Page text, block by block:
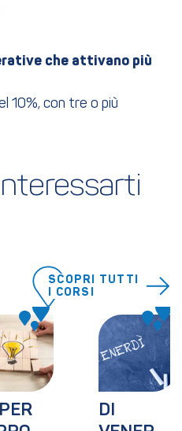
che attivano più
10%, con tre o più
SCOPRI TUTTI
I CORSI
DI